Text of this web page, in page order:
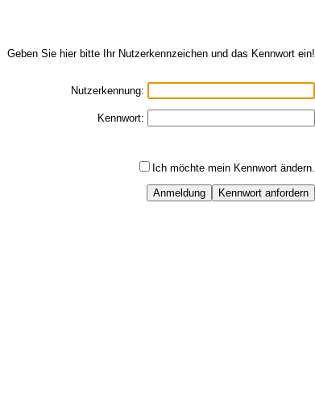
Geben Sie hier bitte Ihr Nutzerkennzeichen und das Kennwort ein!
Nutzerkennung:
Kennwort:
Ich möchte mein Kennwort ändern.